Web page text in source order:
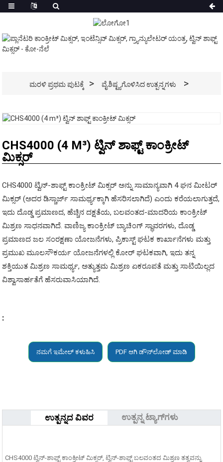
ಮರಳಿ ಪ್ರಥಮ ಪುಟಕ್ಕೆ ವೈಶಿಷ್ಟ್ಯಗೊಳಿಸಿದ ಉತ್ಪನ್ನಗಳು
CHS4000 (4 M³) ಟ್ವಿನ್ ಶಾಫ್ಟ್ ಕಾಂಕ್ರೀಟ್
ಮಿಕ್ಸರ್
CHS4000 ಟ್ವಿನ್-ಶಾಫ್ಟ್ ಕಾಂಕ್ರೀಟ್ ಮಿಕ್ಸರ್ ಅನ್ನು ಸಾಮಾನ್ಯವಾಗಿ 4 ಘನ ಮೀಟರ್
ಮಿಕ್ಸರ್ (ಅದರ ಡಿಸ್ಚಾರ್ಜ್ ಸಾಮರ್ಥ್ಯಕ್ಕಾಗಿ ಹೆಸರಿಸಲಾಗಿದೆ) ಎಂದು ಕರೆಯಲಾಗುತ್ತದೆ,
ಇದು ದೊಡ್ಡ ಪ್ರಮಾಣದ, ಹೆಚ್ಚಿನ ದಕ್ಷತೆಯ, ಬಲವಂತದ-ಮಾದರಿಯ ಕಾಂಕ್ರೀಟ್
ಮಿಶ್ರಣ ಸಾಧನವಾಗಿದೆ. ವಾಣಿಜ್ಯ ಕಾಂಕ್ರೀಟ್ ಬ್ಯಾಚಿಂಗ್ ಸ್ಥಾವರಗಳು, ದೊಡ್ಡ
ಪ್ರಮಾಣದ ಜಲ ಸಂರಕ್ಷಣಾ ಯೋಜನೆಗಳು, ಪ್ರಿಕಾಸ್ಟ್ ಘಟಕ ಕಾರ್ಖಾನೆಗಳು ಮತ್ತು
ಪ್ರಮುಖ ಮೂಲಸೌಕರ್ಯ ಯೋಜನೆಗಳಲ್ಲಿ ಕೋರ್ ಘಟಕವಾಗಿ, ಇದು ತನ್ನ
ಶಕ್ತಿಯುತ ಮಿಶ್ರಣ ಸಾಮರ್ಥ್ಯ, ಅತ್ಯುತ್ತಮ ಮಿಶ್ರಣ ಏಕರೂಪತೆ ಮತ್ತು ಸಾಟಿಯಿಲ್ಲದ
ವಿಶ್ವಾಸಾರ್ಹತೆಗೆ ಹೆಸರುವಾಸಿಯಾಗಿದೆ.
:
ನಮಗೆ ಇಮೇಲ್ ಕಳುಹಿಸಿ PDF ಆಗಿ ಡೌನ್‌ಲೋಡ್ ಮಾಡಿ
ಉತ್ಪನ್ನದ ವಿವರ ಉತ್ಪನ್ನ ಟ್ಯಾಗ್‌ಗಳು
CHS4000 ಟ್ವಿನ್-ಶಾಫ್ಟ್ ಕಾಂಕ್ರೀಟ್ ಮಿಕ್ಸರ್, ಟ್ವಿನ್-ಶಾಫ್ಟ್ ಬಲವಂತದ ಮಿಶ್ರಣ ತತ್ವವನ್ನು